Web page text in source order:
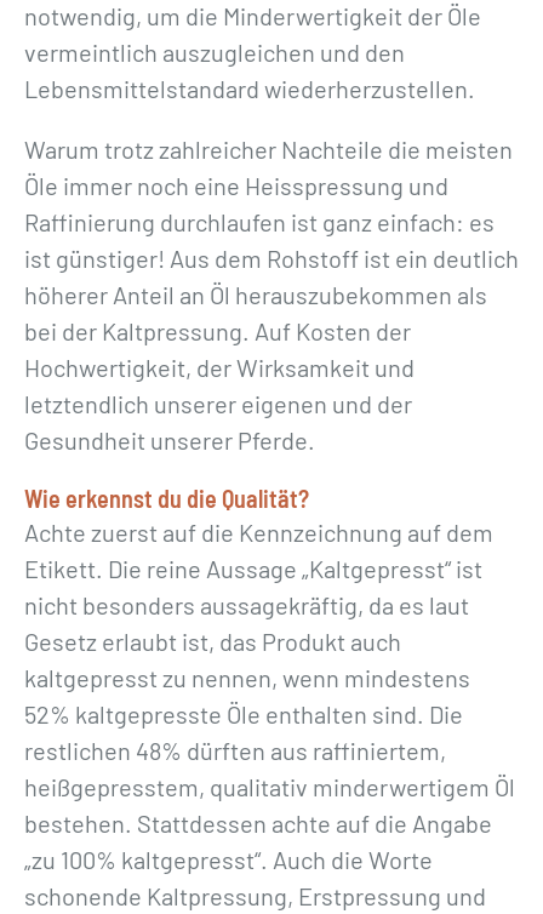
notwendig, um die Minderwertigkeit der Öle
vermeintlich auszugleichen und den
Lebensmittelstandard wiederherzustellen.
Warum trotz zahlreicher Nachteile die meisten
Öle immer noch eine Heisspressung und
Raffinierung durchlaufen ist ganz einfach: es
ist günstiger! Aus dem Rohstoff ist ein deutlich
höherer Anteil an Öl herauszubekommen als
bei der Kaltpressung. Auf Kosten der
Hochwertigkeit, der Wirksamkeit und
letztendlich unserer eigenen und der
Gesundheit unserer Pferde.
Wie erkennst du die Qualität?
Achte zuerst auf die Kennzeichnung auf dem
Etikett. Die reine Aussage „Kaltgepresst“ ist
nicht besonders aussagekräftig, da es laut
Gesetz erlaubt ist, das Produkt auch
kaltgepresst zu nennen, wenn mindestens
52% kaltgepresste Öle enthalten sind. Die
restlichen 48% dürften aus raffiniertem,
heißgepresstem, qualitativ minderwertigem Öl
bestehen. Stattdessen achte auf die Angabe
„zu 100% kaltgepresst“. Auch die Worte
schonende Kaltpressung, Erstpressung und